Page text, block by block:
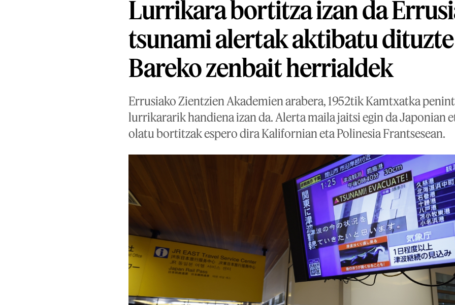
Lurrikara bortitza izan da
tsunami alertak aktibatu
Bareko zenbait herrialdek
Errusiako Zientzien Akademien arabera, 1952tik Kamtxatka
lurrikararik handiena izan da. Alerta maila jaitsi egin da Japonian
olatu bortitzak espero dira Kalifornian eta Polinesia Frantsesean.